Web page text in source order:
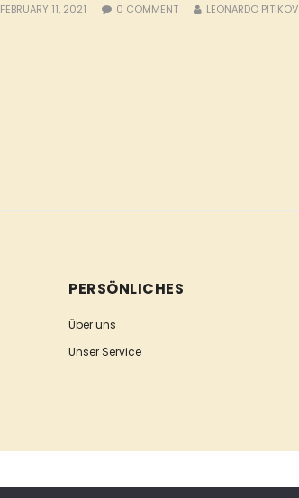
FEBRUARY 11, 2021 0 COMMENT LEONARDO PITIKOV
PERSÖNLICHES
Über uns
Unser Service